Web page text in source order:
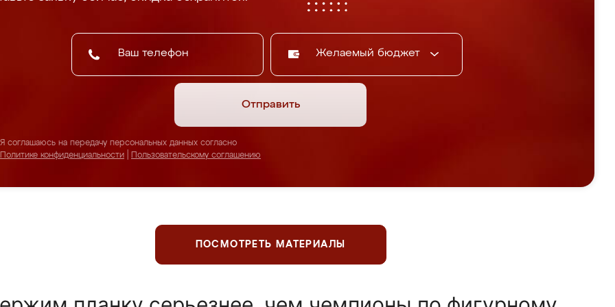
Желаемый бюджет
Отправить
Я соглашаюсь на передачу персональных данных согласно
Политике конфиденциальности
Пользовательскому соглашению
ПОСМОТРЕТЬ МАТЕРИАЛЫ